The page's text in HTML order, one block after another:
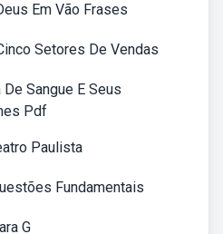
Em Vão Frases
Setores De Vendas
Sangue E Seus
Pdf
Paulista
Fundamentais
G